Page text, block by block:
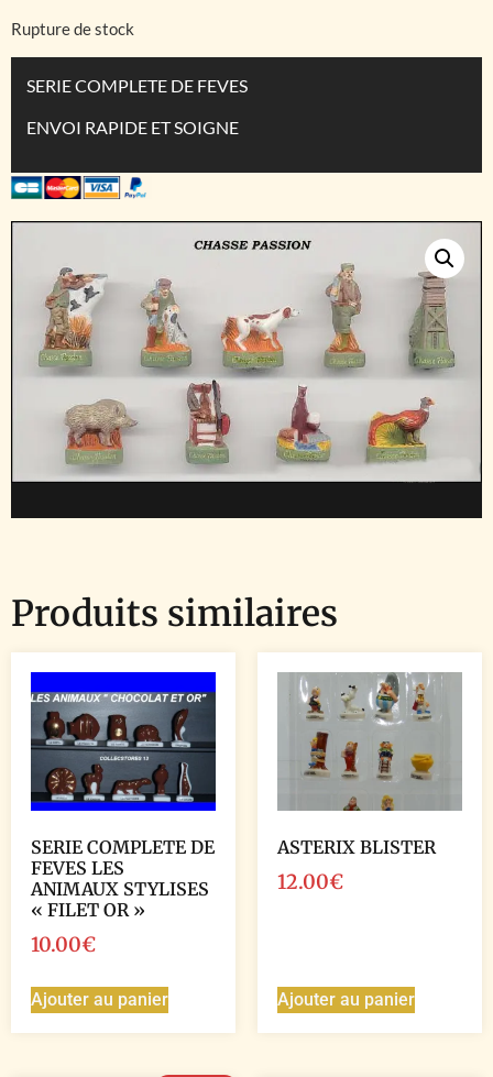
Rupture de stock
SERIE COMPLETE DE FEVES
ENVOI RAPIDE ET SOIGNE
Produits similaires
SERIE COMPLETE DE
FEVES LES
ANIMAUX STYLISES
« FILET OR »
10.00€
Ajouter au panier
ASTERIX BLISTER
12.00€
Ajouter au panier